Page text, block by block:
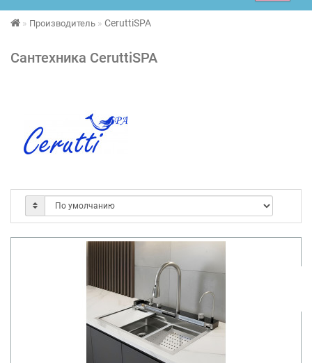
Производитель CeruttiSPA
Сантехника CeruttiSPA